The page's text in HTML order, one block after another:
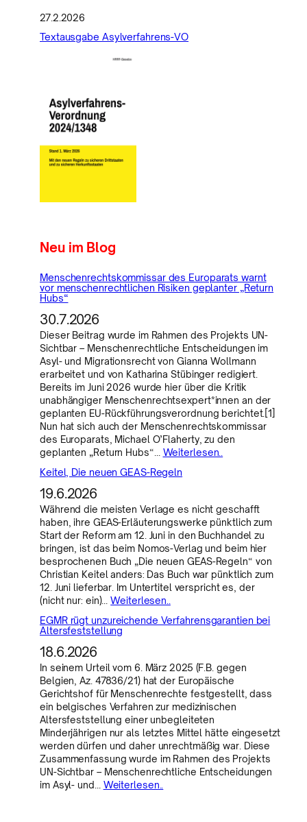
27.2.2026
Textausgabe Asylverfahrens-VO
Neu im Blog
Menschenrechtskommissar des Europarats warnt
vor menschenrechtlichen Risiken geplanter „Return
Hubs“
30.7.2026
Dieser Beitrag wurde im Rahmen des Projekts UN-
Sichtbar – Menschenrechtliche Entscheidungen im
Asyl- und Migrationsrecht von Gianna Wollmann
erarbeitet und von Katharina Stübinger redigiert.
Bereits im Juni 2026 wurde hier über die Kritik
unabhängiger Menschenrechtsexpert*innen an der
geplanten EU-Rückführungsverordnung berichtet.[1]
Nun hat sich auch der Menschenrechtskommissar
des Europarats, Michael O’Flaherty, zu den
geplanten „Return Hubs“… Weiterlesen..
Keitel, Die neuen GEAS-Regeln
19.6.2026
Während die meisten Verlage es nicht geschafft
haben, ihre GEAS-Erläuterungswerke pünktlich zum
Start der Reform am 12. Juni in den Buchhandel zu
bringen, ist das beim Nomos-Verlag und beim hier
besprochenen Buch „Die neuen GEAS-Regeln“ von
Christian Keitel anders: Das Buch war pünktlich zum
12. Juni lieferbar. Im Untertitel verspricht es, der
(nicht nur: ein)…Weiterlesen..
EGMR rügt unzureichende Verfahrensgarantien bei
Altersfeststellung
18.6.2026
In seinem Urteil vom 6. März 2025 (F.B. gegen
Belgien, Az. 47836/21) hat der Europäische
Gerichtshof für Menschenrechte festgestellt, dass
ein belgisches Verfahren zur medizinischen
Altersfeststellung einer unbegleiteten
Minderjährigen nur als letztes Mittel hätte eingesetzt
werden dürfen und daher unrechtmäßig war. Diese
Zusammenfassung wurde im Rahmen des Projekts
UN-Sichtbar – Menschenrechtliche Entscheidungen
im Asyl- und… Weiterlesen..